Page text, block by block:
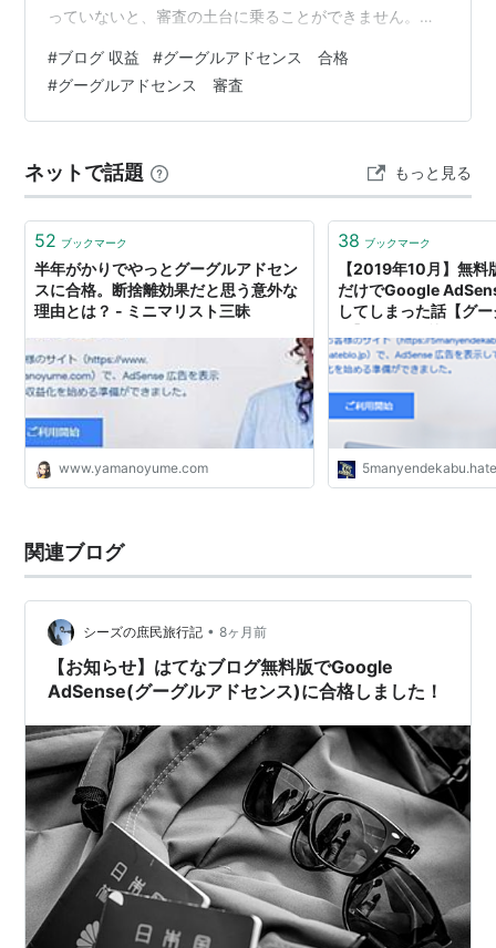
っていないと、審査の土台に乗ることができません。私
こちらです。 1. 「独自ドメイン」のブログを準備する
Googleアドセンスの審査において、現在では**「独自ド
メイン」**での申請がほぼ必須と言っても過言ではあり
分だけの住所」です。無料ブログのドメイン（運営会社
から借りている住所…
#ブログ 収益 #グーグルアドセンス 合格
#グーグルアドセンス 審査
ネットで話題 もっと見る
52 ブックマーク
半年がかりでやっとグーグルアドセン
スに合格。断捨離効果だと思う意外な
理由とは？ - ミニマリスト三昧
www.yamanoyume.com
38 ブックマーク
【2019年10月】無料
だけでGoogle
してしまった話【グ
投資
関連ブログ
シーズの庶民旅行記 • 8ヶ月前
【お知らせ】はてなブログ無料版でGoogle
AdSense(グーグルアドセンス)に合格しました！